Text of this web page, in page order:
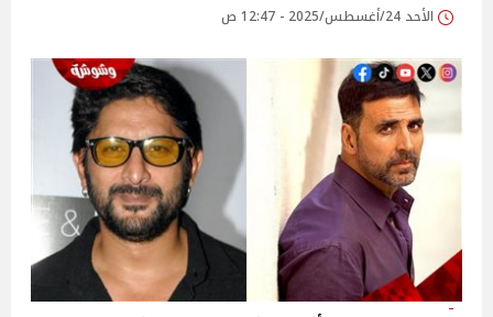
الأحد 24/أغسطس/2025 - 12:47 ص